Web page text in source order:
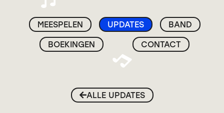
CONTACT
BOEKINGEN
UPDATES
MEESPELEN BAND
ALLE UPDATES